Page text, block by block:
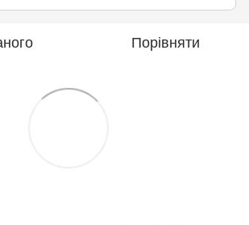
Порівняти